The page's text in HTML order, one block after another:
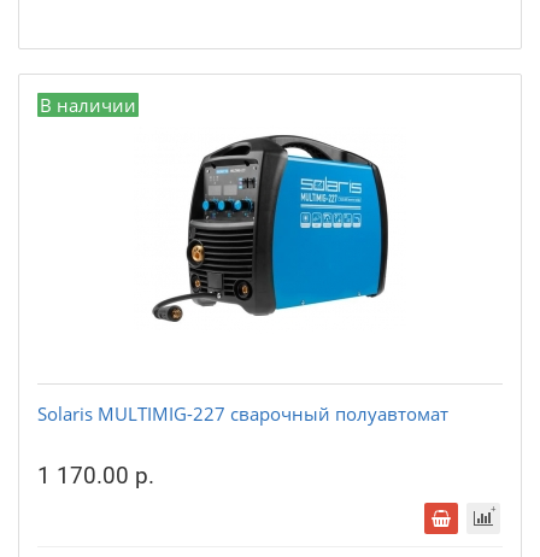
В наличии
Solaris MULTIMIG-227 сварочный полуавтомат
1 170.00 р.